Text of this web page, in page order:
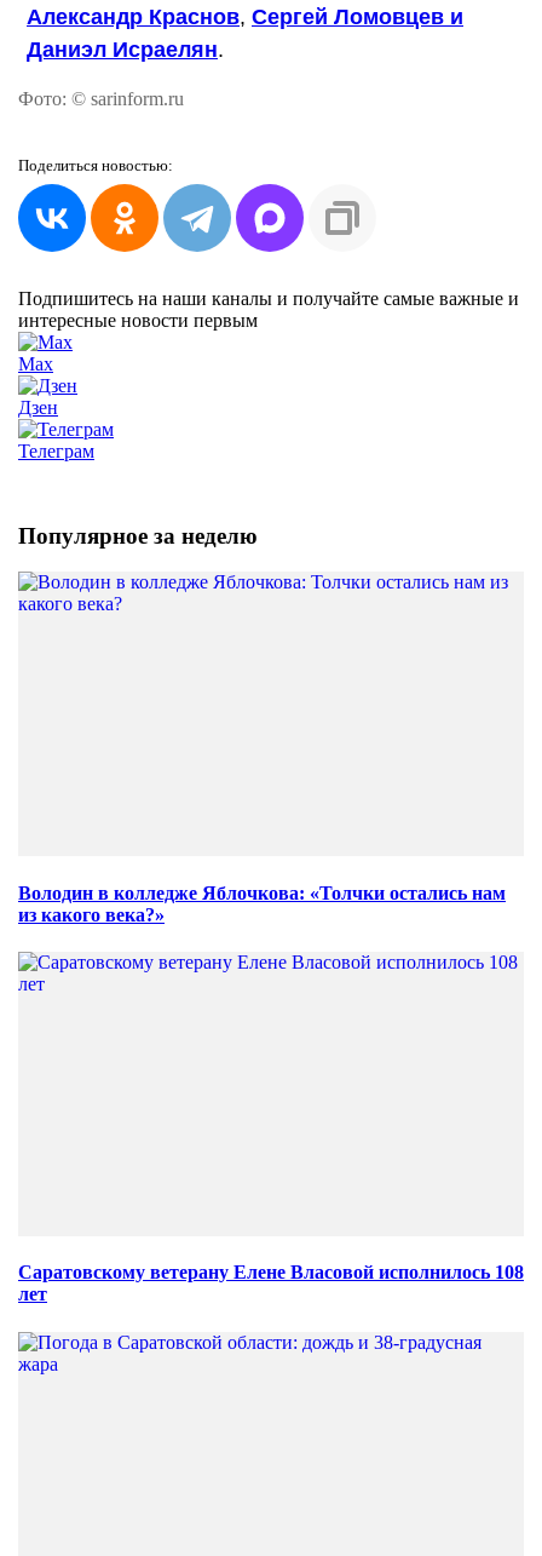
Александр Краснов, Сергей Ломовцев и
Даниэл Исраелян.
Фото: © sarinform.ru
Поделиться новостью:
Подпишитесь на наши каналы и получайте самые важные и
интересные новости первым
Max
Дзен
Телеграм
Популярное за неделю
Володин в колледже Яблочкова: «Толчки остались нам
из какого века?»
Саратовскому ветерану Елене Власовой исполнилось 108
лет